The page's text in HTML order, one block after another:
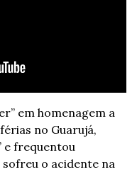
em homenagem a
no Guarujá,
e frequentou
o acidente na